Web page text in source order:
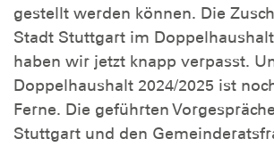
gestellt werden können. Die
Stadt Stuttgart im Doppelhaushalt
haben wir jetzt knapp verpasst.
Doppelhaushalt 2024/2025 ist
Ferne. Die geführten
Stuttgart und den